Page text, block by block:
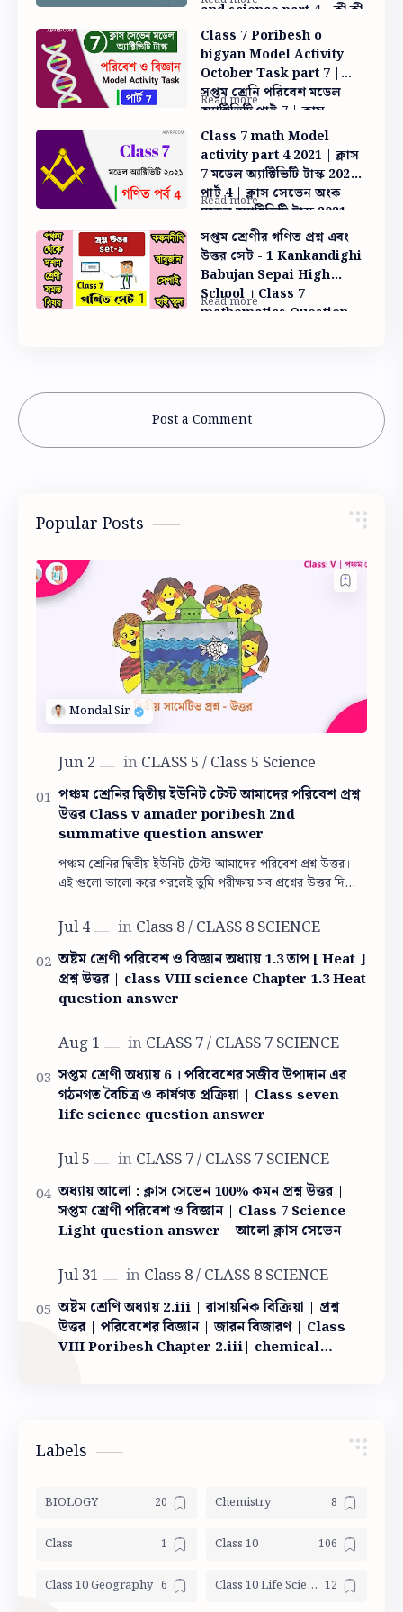
and science part 4 | কী কী
উপায়ে ফিল্টার যন্ত্রের সাহায্য
ছাড়াই বাড়িতে বিশুদ্ধ পানীয়
জল তৈরি করা যায়
Class 7 Poribesh o
bigyan Model Activity
October Task part 7 |
সপ্তম শ্রেনি পরিবেশ মডেল
অ্যাক্টিভিটি পার্ট 7 | ক্লাস
সেভেন পরিবেশ মডেল টাস্ক
উত্তর
Class 7 math Model
activity part 4 2021 | ক্লাস
7 মডেল অ্যাক্টিভিটি টাস্ক 2021
পার্ট 4 | ক্লাস সেভেন অংক
মডেল অ্যাক্টিভিটি টাস্ক 2021
পার্ট 4
সপ্তম শ্রেণীর গণিত প্রশ্ন এবং
উত্তর সেট - 1 Kankandighi
Babujan Sepai High
School । Class 7
mathematics Question
Post a Comment
Popular Posts
পঞ্চম শ্রেনির দ্বিতীয় ইউনিট টেস্ট আমাদের পরিবেশ প্রশ্ন
উত্তর Class v amader poribesh 2nd
summative question answer
পঞ্চম শ্রেনির দ্বিতীয় ইউনিট টেস্ট আমাদের পরিবেশ প্রশ্ন উত্তর।
এই গুলো ভালো করে পরলেই তুমি পরীক্ষায় সব প্রশ্নের উত্তর দিতে
অষ্টম শ্রেণী পরিবেশ ও বিজ্ঞান অধ্যায় 1.3 তাপ [ Heat ]
প্রশ্ন উত্তর | class VIII science Chapter 1.3 Heat
question answer
সপ্তম শ্রেণী অধ্যায় 6 । পরিবেশের সজীব উপাদান এর
গঠনগত বৈচিত্র ও কার্যগত প্রক্রিয়া | Class seven
life science question answer
অধ্যায় আলো : ক্লাস সেভেন 100% কমন প্রশ্ন উত্তর |
সপ্তম শ্রেণী পরিবেশ ও বিজ্ঞান | Class 7 Science
Light question answer | আলো ক্লাস সেভেন
অষ্টম শ্রেণি অধ্যায় 2.iii | রাসায়নিক বিক্রিয়া | প্রশ্ন
উত্তর | পরিবেশের বিজ্ঞান | জারন বিজারণ | Class
VIII Poribesh Chapter 2.iii| chemical
Labels
BIOLOGY Chemistry
Class Class 10
Class 10 Geography Class 10 Life Science Mocktest